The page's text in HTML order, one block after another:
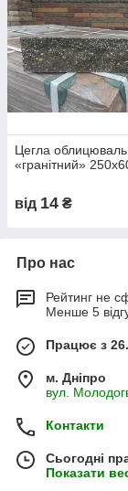
Цегла
«гранітний»
від 14 ₴
Про нас
Рейтинг не
Менше 5
Працює з
м. Дніпро
вул.
Контакти
Сьогодні
Показати